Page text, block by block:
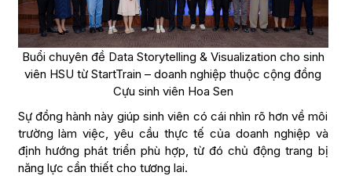
Buổi chuyên đề Data Storytelling & Visualization cho sinh
viên HSU từ StartTrain – doanh nghiệp thuộc cộng đồng
Cựu sinh viên Hoa Sen
Sự đồng hành này giúp sinh viên có cái nhìn rõ hơn về môi
trường làm việc, yêu cầu thực tế của doanh nghiệp và
định hướng phát triển phù hợp, từ đó chủ động trang bị
năng lực cần thiết cho tương lai.